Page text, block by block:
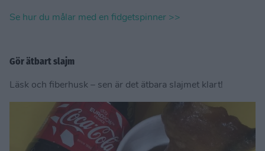
Se hur du målar med en fidgetspinner >>
Gör ätbart slajm
Läsk och fiberhusk – sen är det ätbara slajmet klart!